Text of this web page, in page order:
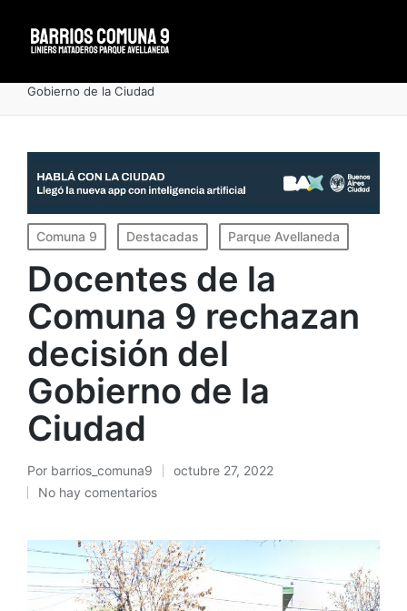
Gobierno de la Ciudad
Publicado
en
Comuna 9 Destacadas Parque Avellaneda
Docentes de la
Comuna 9 rechazan
decisión del
Gobierno de la
Ciudad
Publicado
por
Por barrios_comuna9
octubre 27, 2022
No hay comentarios